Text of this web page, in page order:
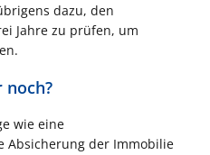
dazu, den
Jahre zu prüfen, um
noch?
wie eine
Absicherung der Immobilie